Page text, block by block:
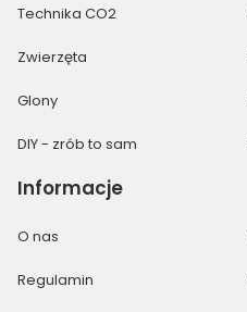
Technika CO2
Zwierzęta
Glony
DIY - zrób to sam
Informacje
O nas
Regulamin